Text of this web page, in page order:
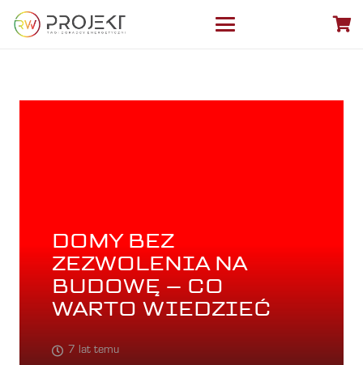
DOMY BEZ
ZEZWOLENIA NA
BUDOWĘ – CO
WARTO WIEDZIEĆ
7 lat temu